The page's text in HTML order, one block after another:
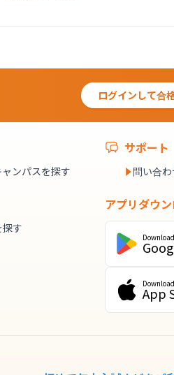
ログインして合
ンパスを探す
す
サポート
問い合
アプリダウ
App